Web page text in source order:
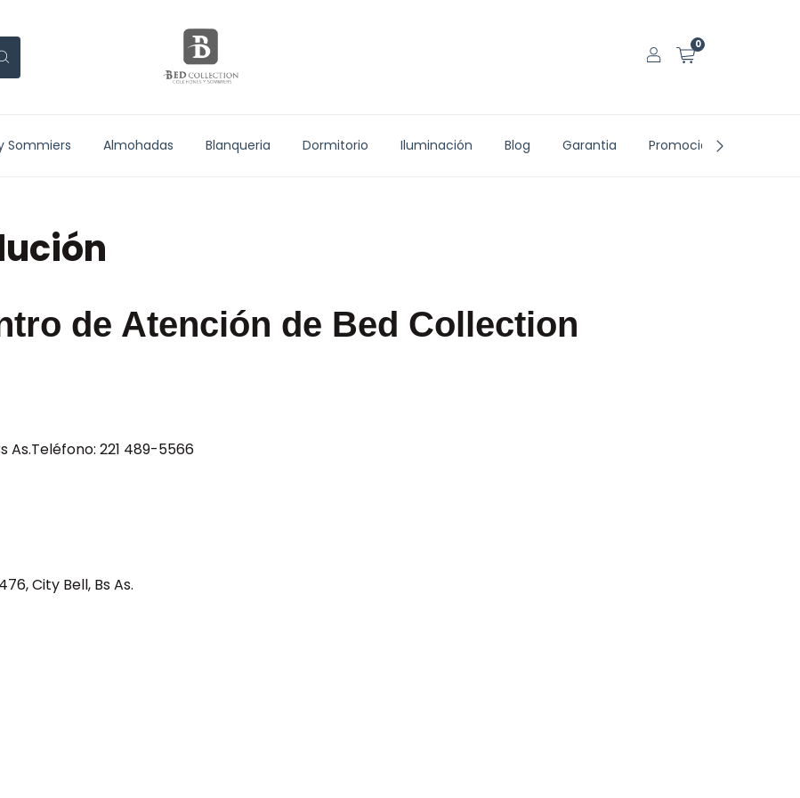
0
Sommiers Almohadas Blanqueria Dormitorio Iluminación Blog Garantia Promociones vigentes
de Atención de Bed Collection
As.Teléfono: 221 489-5566
City Bell, Bs As.